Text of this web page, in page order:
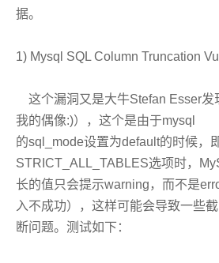
据。
1) Mysql SQL Column Truncation
这个漏洞又是大牛Stefan Esser发
我的偶像:)），这个是由于mysql
的sql_mode设置为default的时候，
STRICT_ALL_TABLES选项时，
长的值只会提示warning，而不是
入不成功），这样可能会导致一些截
断问题。测试如下：